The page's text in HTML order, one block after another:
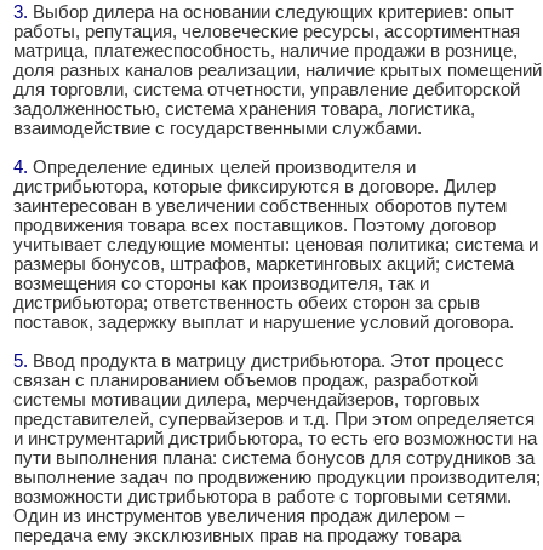
3. Выбор дилера на основании следующих критериев: опыт
работы, репутация, человеческие ресурсы, ассортиментная
матрица, платежеспособность, наличие продажи в рознице,
доля разных каналов реализации, наличие крытых помещений
для торговли, система отчетности, управление дебиторской
задолженностью, система хранения товара, логистика,
взаимодействие с государственными службами.
4. Определение единых целей производителя и
дистрибьютора, которые фиксируются в договоре. Дилер
заинтересован в увеличении собственных оборотов путем
продвижения товара всех поставщиков. Поэтому договор
учитывает следующие моменты: ценовая политика; система и
размеры бонусов, штрафов, маркетинговых акций; система
возмещения со стороны как производителя, так и
дистрибьютора; ответственность обеих сторон за срыв
поставок, задержку выплат и нарушение условий договора.
5. Ввод продукта в матрицу дистрибьютора. Этот процесс
связан с планированием объемов продаж, разработкой
системы мотивации дилера, мерчендайзеров, торговых
представителей, супервайзеров и т.д. При этом определяется
и инструментарий дистрибьютора, то есть его возможности на
пути выполнения плана: система бонусов для сотрудников за
выполнение задач по продвижению продукции производителя;
возможности дистрибьютора в работе с торговыми сетями.
Один из инструментов увеличения продаж дилером –
передача ему эксклюзивных прав на продажу товара